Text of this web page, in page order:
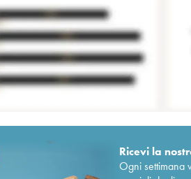
Ricevi la
Ogni settimana